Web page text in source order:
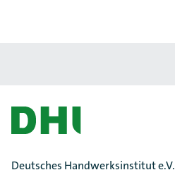
Deutsches Handwerksinstitut e.V.